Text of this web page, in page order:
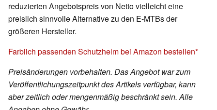
reduzierten Angebotspreis von Netto vielleicht eine
preislich sinnvolle Alternative zu den E-MTBs der
größeren Hersteller.
Farblich passenden Schutzhelm bei Amazon bestellen
Preisänderungen vorbehalten. Das Angebot war zum
Veröffentlichungszeitpunkt des Artikels verfügbar, kann
aber zeitlich oder mengenmäßig beschränkt sein. Alle